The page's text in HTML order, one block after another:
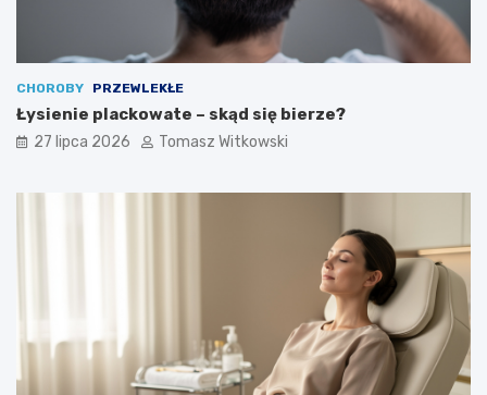
CHOROBY PRZEWLEKŁE
Łysienie plackowate – skąd się bierze?
27 lipca 2026 Tomasz Witkowski